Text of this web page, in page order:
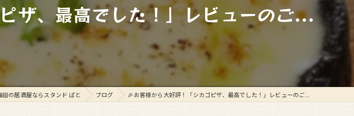
貸切
ザ、最高でした！」レビューのご...
田の居酒屋ならスタンド ぱと ブログ 🎉お客様から大好評！「シカゴピザ、最高でした！」レビューのご...